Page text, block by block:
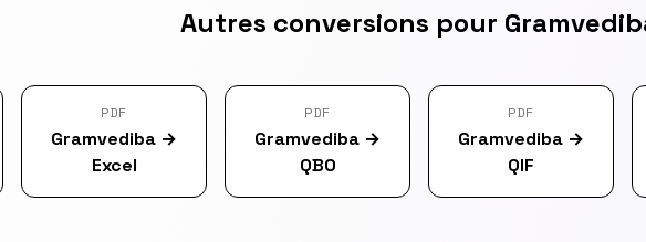
Autres conversions pour
PDF
Gramvediba →
Excel
PDF
Gramvediba →
QBO
PDF
Gramvediba →
QIF